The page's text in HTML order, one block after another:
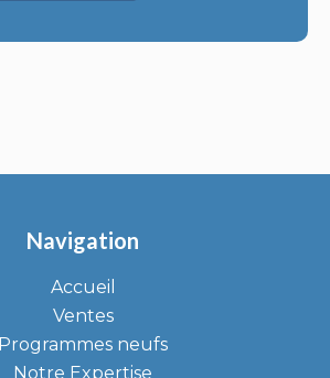
Navigation
Accueil
Ventes
Programmes neufs
Notre Expertise